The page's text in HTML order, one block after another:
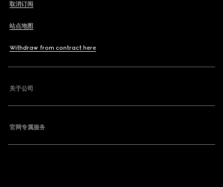
取消订阅
站点地图
Withdraw from contract here
关于公司
官网专属服务